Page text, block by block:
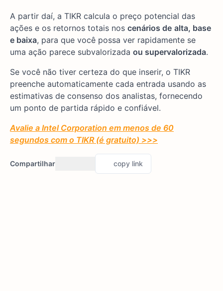
A partir daí, a TIKR calcula o preço potencial das
ações e os retornos totais nos cenários de alta, base
e baixa, para que você possa ver rapidamente se
uma ação parece subvalorizada ou supervalorizada.
Se você não tiver certeza do que inserir, o TIKR
preenche automaticamente cada entrada usando as
estimativas de consenso dos analistas, fornecendo
um ponto de partida rápido e confiável.
Avalie a Intel Corporation em menos de 60
segundos com o TIKR (é gratuito) >>>
Compartilhar copy link